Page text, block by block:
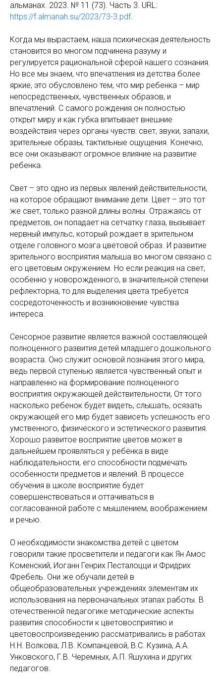
альманах. 2023. № 11 (73). Часть 3. URL:
https://f.almanah.su/2023/73-3.pdf.
Когда мы вырастаем, наша психическая деятельность
становится во многом подчинена разуму и
регулируется рациональной сферой нашего сознания.
Но все мы знаем, что впечатления из детства более
яркие, это обусловлено тем, что мир ребенка – мир
непосредственных, чувственных образов, и
впечатлений. С самого рождения он полностью
открыт миру и как губка впитывает внешние
воздействия через органы чувств: свет, звуки, запахи,
зрительные образы, тактильные ощущения. Конечно,
все они оказывают огромное влияние на развитие
ребенка.
Свет – это одно из первых явлений действительности,
на которое обращают внимание дети. Цвет – это тот
же свет, только разной длины волны. Отражаясь от
предметов, он попадает на сетчатку глаза, вызывает
нервный импульс, который рождает в зрительном
отделе головного мозга цветовой образ. И развитие
зрительного восприятия малыша во многом связано с
его цветовым окружением. Но если реакция на свет,
особенно у новорожденного, в значительной степени
рефлекторна, то для выделения цвета требуется
сосредоточенность и возникновение чувства
интереса.
Сенсорное развитие является важной составляющей
полноценного развития детей младшего дошкольного
возраста. Оно служит основой познания этого мира,
ведь первой ступенью является чувственный опыт и
направленно на формирование полноценного
восприятия окружающей действительности, От того
насколько ребенок будет видеть, слышать, осязать
окружающей его мир будет зависеть успешность его
умственного, физического и эстетического развития.
Хорошо развитое восприятие цветов может в
дальнейшем проявляться у ребёнка в виде
наблюдательности, его способности подмечать
особенности предметов и явлений. В процессе
обучения в школе восприятие будет
совершенствоваться и оттачиваться в
согласованной работе с мышлением, воображением
и речью.
О необходимости знакомства детей с цветом
говорили такие просветители и педагоги как Ян Амос
Коменский, Иоганн Генрих Песталоцци и Фридрих
Фребель. Они же обучали детей в
общеобразовательных учреждениях элементам их
использования на первоначальных этапах работы. В
отечественной педагогике методические аспекты
развития способности к цветовосприятию и
цветовоспроизведению рассматривались в работах
Н.Н. Волкова, Л.В. Компанцевой, B.C. Кузина, А.А.
Унковского, Г.В. Черемных, А.П. Яшухина и других
педагогов.